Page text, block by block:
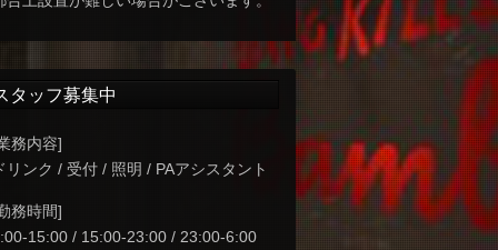
タッフ募集中
務内容]
リンク / 受付 / 照明 / PAアシスタント
務時間]
15:00 / 15:00-23:00 / 23:00-6:00